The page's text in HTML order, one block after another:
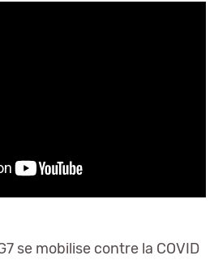
se mobilise contre la COVID